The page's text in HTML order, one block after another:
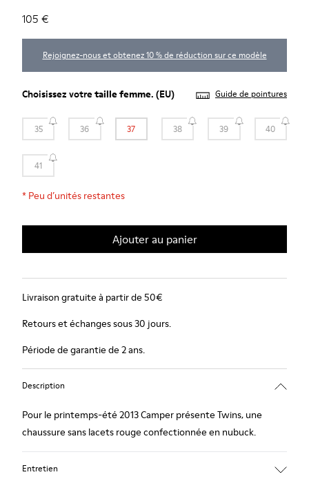
105 €
Rejoignez-nous et obtenez 10 % de réduction sur ce modèle
Choisissez votretaille femme. (EU) Guide de pointures
35 36 37 38 39 40
41
* Peu d’unités restantes
Ajouter au panier
Livraison gratuite à partir de 50€
Retours et échanges sous 30 jours.
Période de garantie de 2 ans.
Description
Pour le printemps-été 2013 Camper présente Twins, une
chaussure sans lacets rouge confectionnée en nubuck.
Entretien